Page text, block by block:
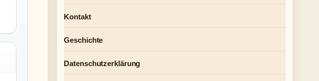
Kontakt
Geschichte
Datenschutzerklärung